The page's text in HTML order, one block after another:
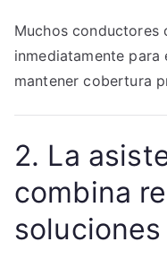
Muchos
inmediatamente
mantener cobertura
2. La
combina